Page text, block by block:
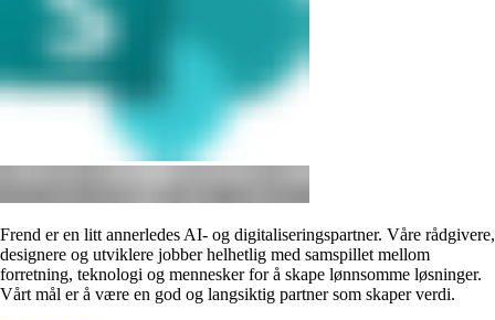
Frend er en litt annerledes AI- og digitaliseringspartner. Våre rådgivere,
designere og utviklere jobber helhetlig med samspillet mellom
forretning, teknologi og mennesker for å skape lønnsomme løsninger.
Vårt mål er å være en god og langsiktig partner som skaper verdi.